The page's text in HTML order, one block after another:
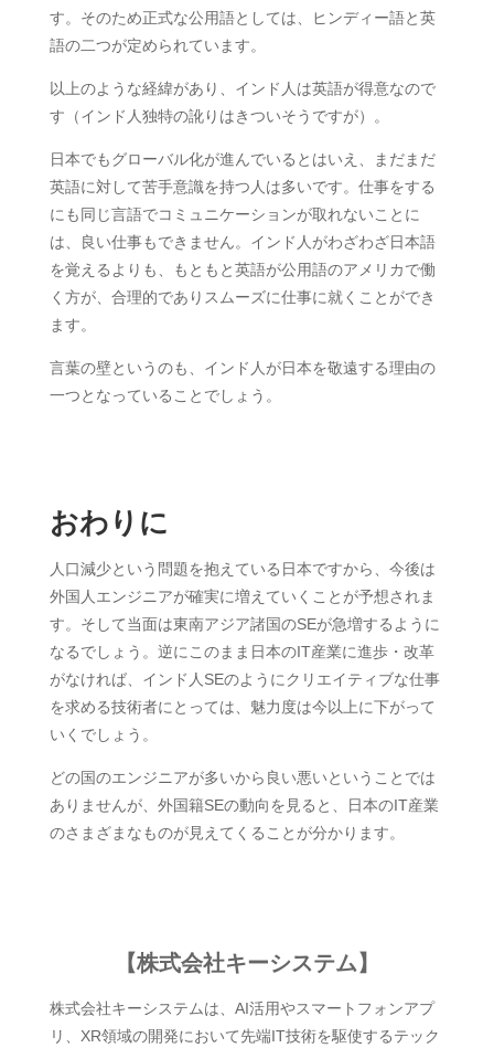
す。そのため正式な公用語としては、ヒンディー語と英
語の二つが定められています。
以上のような経緯があり、インド人は英語が得意なので
す（インド人独特の訛りはきついそうですが）。
日本でもグローバル化が進んでいるとはいえ、まだまだ
英語に対して苦手意識を持つ人は多いです。仕事をする
にも同じ言語でコミュニケーションが取れないことに
は、良い仕事もできません。インド人がわざわざ日本語
を覚えるよりも、もともと英語が公用語のアメリカで働
く方が、合理的でありスムーズに仕事に就くことができ
ます。
言葉の壁というのも、インド人が日本を敬遠する理由の
一つとなっていることでしょう。
おわりに
人口減少という問題を抱えている日本ですから、今後は
外国人エンジニアが確実に増えていくことが予想されま
す。そして当面は東南アジア諸国のSEが急増するように
なるでしょう。逆にこのまま日本のIT産業に進歩・改革
がなければ、インド人SEのようにクリエイティブな仕事
を求める技術者にとっては、魅力度は今以上に下がって
いくでしょう。
どの国のエンジニアが多いから良い悪いということでは
ありませんが、外国籍SEの動向を見ると、日本のIT産業
のさまざまなものが見えてくることが分かります。
【株式会社キーシステム】
株式会社キーシステムは、AI活用やスマートフォンアプ
リ、XR領域の開発において先端IT技術を駆使するテック